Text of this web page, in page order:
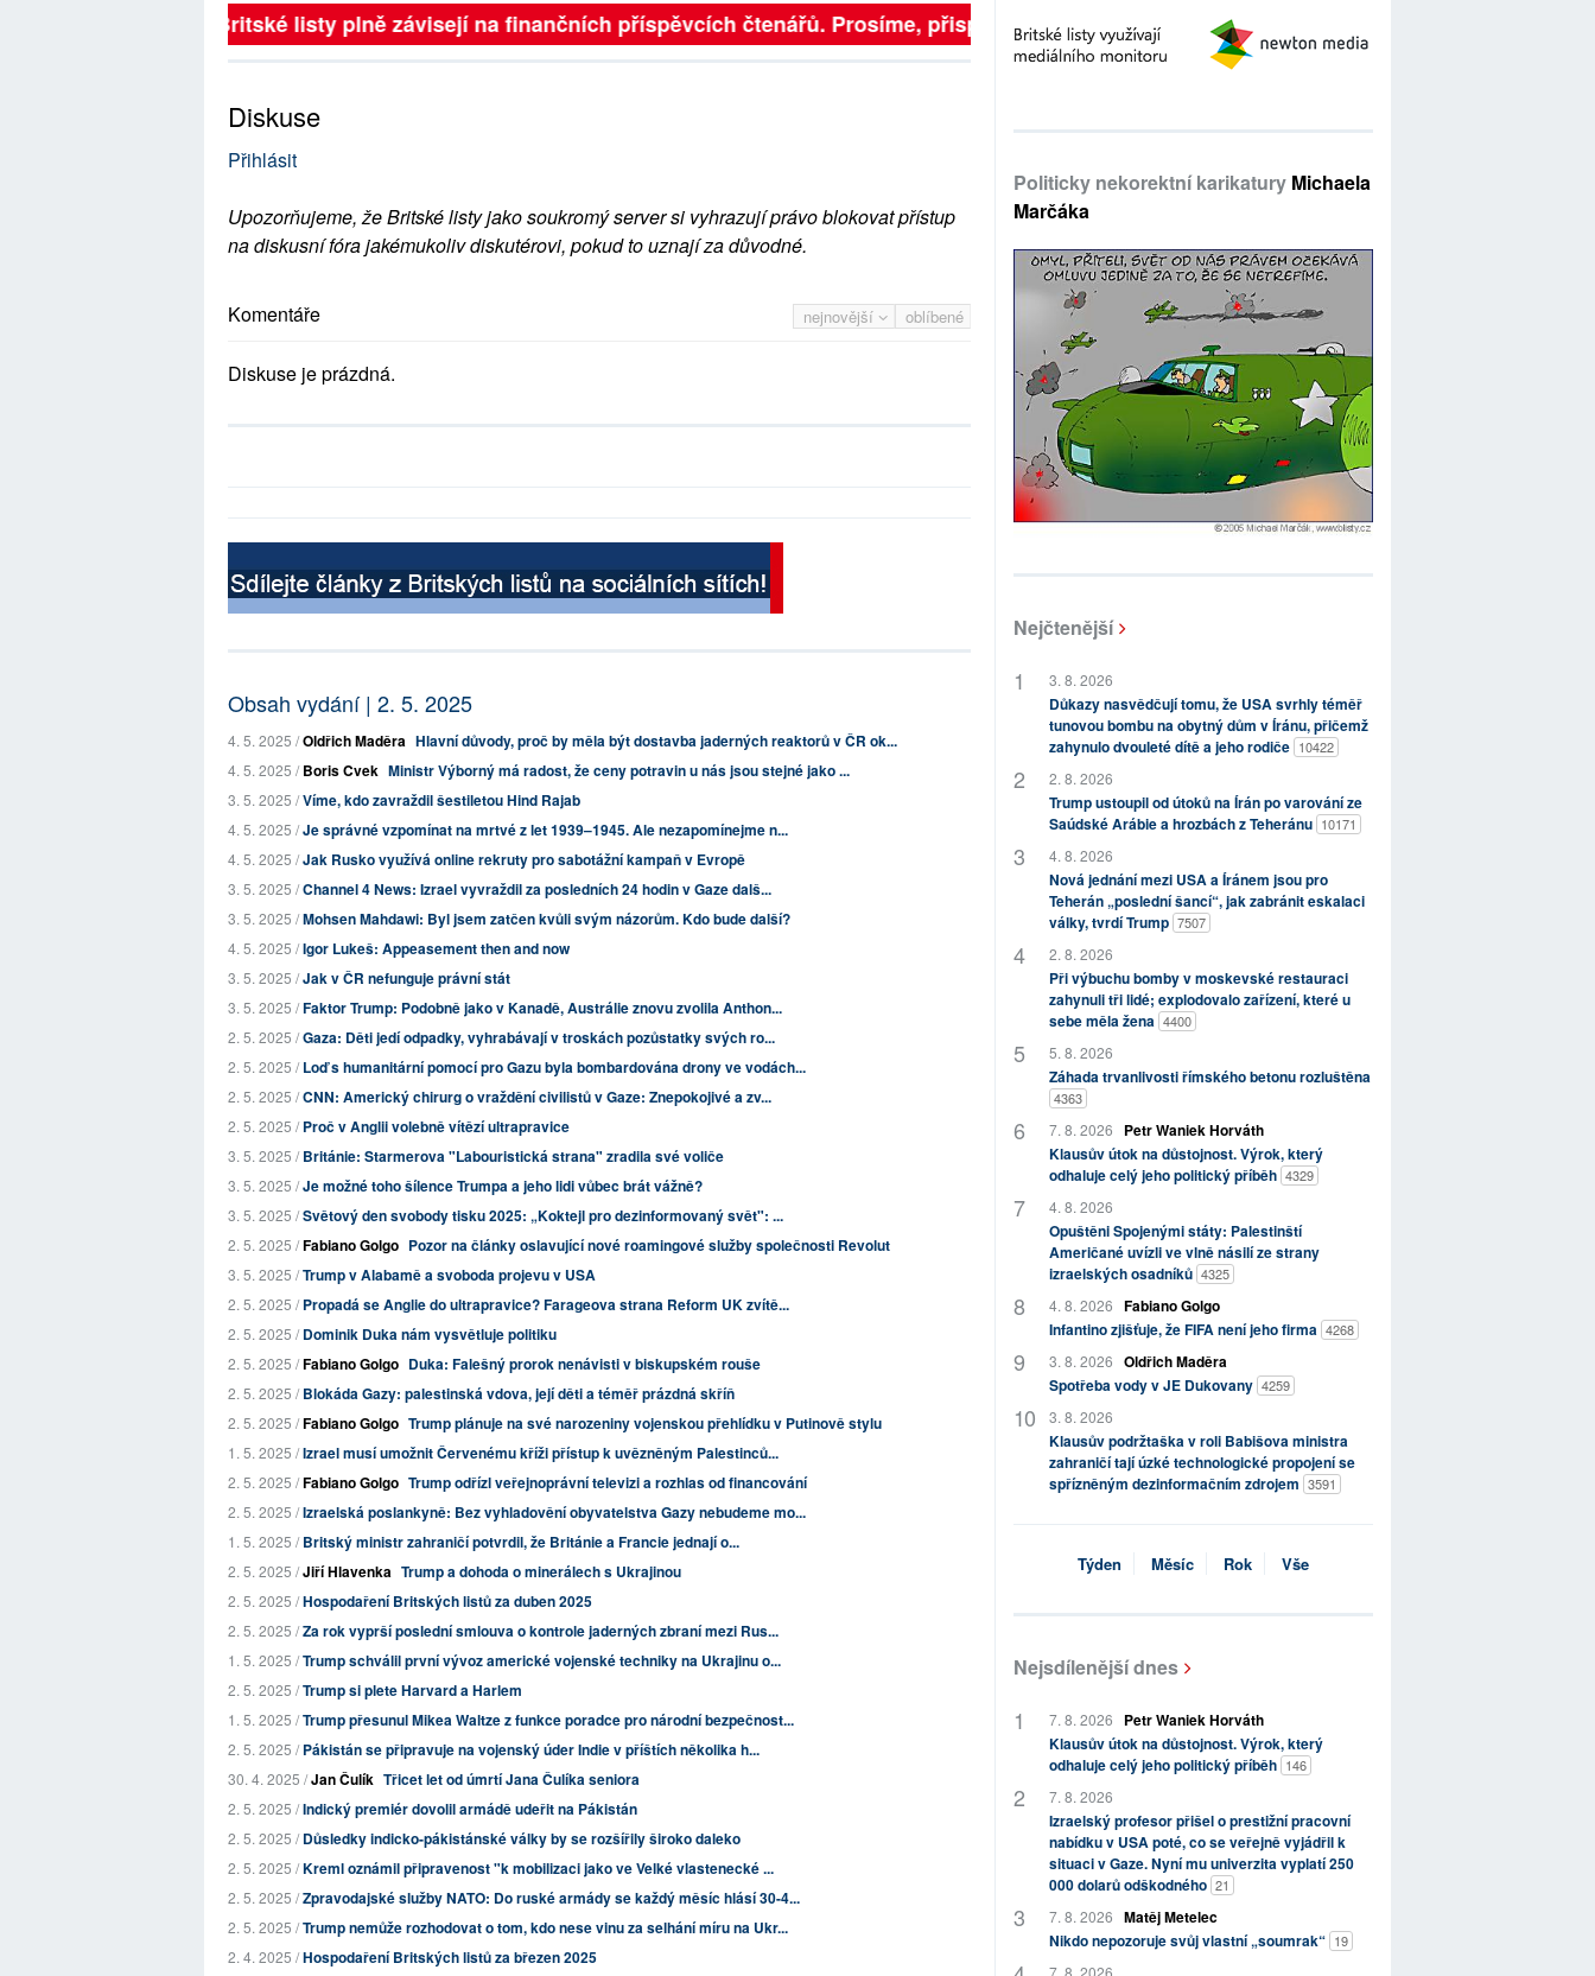
Britské listy plně závisejí na finančních příspěvcích čtenářů. Prosíme, přispějte. ➥
Diskuse
Přihlásit
Upozorňujeme, že Britské listy jako soukromý server si vyhrazují právo blokovat přístup
na diskusní fóra jakémukoliv diskutérovi, pokud to uznají za důvodné.
nejnovější oblíbené
Komentáře
Diskuse je prázdná.
Obsah vydání | 2. 5. 2025
4. 5. 2025 /Oldřich Maděra Hlavní důvody, proč by měla být dostavba jaderných reaktorů v ČR ok...
4. 5. 2025 /Boris Cvek Ministr Výborný má radost, že ceny potravin u nás jsou stejné jako ...
3. 5. 2025 /Víme, kdo zavraždil šestiletou Hind Rajab
4. 5. 2025 /Je správné vzpomínat na mrtvé z let 1939–1945. Ale nezapomínejme n...
4. 5. 2025 /Jak Rusko využívá online rekruty pro sabotážní kampaň v Evropě
3. 5. 2025 /Channel 4 News: Izrael vyvraždil za posledních 24 hodin v Gaze dalš...
3. 5. 2025 /Mohsen Mahdawi: Byl jsem zatčen kvůli svým názorům. Kdo bude další?
4. 5. 2025 /Igor Lukeš: Appeasement then and now
3. 5. 2025 /Jak v ČR nefunguje právní stát
3. 5. 2025 /Faktor Trump: Podobně jako v Kanadě, Austrálie znovu zvolila Anthon...
2. 5. 2025 /Gaza: Děti jedí odpadky, vyhrabávají v troskách pozůstatky svých ro...
2. 5. 2025 /Loď s humanitární pomocí pro Gazu byla bombardována drony ve vodách...
2. 5. 2025 /CNN: Americký chirurg o vraždění civilistů v Gaze: Znepokojivé a zv...
2. 5. 2025 /Proč v Anglii volebně vítězí ultrapravice
3. 5. 2025 /Británie: Starmerova "Labouristická strana" zradila své voliče
3. 5. 2025 /Je možné toho šílence Trumpa a jeho lidi vůbec brát vážně?
3. 5. 2025 /Světový den svobody tisku 2025: „Koktejl pro dezinformovaný svět": ...
2. 5. 2025 /Fabiano Golgo Pozor na články oslavující nové roamingové služby společnosti Revolut
3. 5. 2025 /Trump v Alabamě a svoboda projevu v USA
2. 5. 2025 /Propadá se Anglie do ultrapravice? Farageova strana Reform UK zvítě...
2. 5. 2025 /Dominik Duka nám vysvětluje politiku
2. 5. 2025 /Fabiano Golgo Duka: Falešný prorok nenávisti v biskupském rouše
2. 5. 2025 /Blokáda Gazy: palestinská vdova, její děti a téměř prázdná skříň
2. 5. 2025 /Fabiano Golgo Trump plánuje na své narozeniny vojenskou přehlídku v Putinově stylu
1. 5. 2025 /Izrael musí umožnit Červenému kříži přístup k uvězněným Palestinců...
2. 5. 2025 /Fabiano Golgo Trump odřízl veřejnoprávní televizi a rozhlas od financování
2. 5. 2025 /Izraelská poslankyně: Bez vyhladovění obyvatelstva Gazy nebudeme mo...
1. 5. 2025 /Britský ministr zahraničí potvrdil, že Británie a Francie jednají o...
2. 5. 2025 /Jiří Hlavenka Trump a dohoda o minerálech s Ukrajinou
2. 5. 2025 /Hospodaření Britských listů za duben 2025
2. 5. 2025 /Za rok vyprší poslední smlouva o kontrole jaderných zbraní mezi Rus...
1. 5. 2025 /Trump schválil první vývoz americké vojenské techniky na Ukrajinu o...
2. 5. 2025 /Trump si plete Harvard a Harlem
1. 5. 2025 /Trump přesunul Mikea Waltze z funkce poradce pro národní bezpečnost...
2. 5. 2025 /Pákistán se připravuje na vojenský úder Indie v příštích několika h...
30. 4. 2025 /Jan Čulík Třicet let od úmrtí Jana Čulíka seniora
2. 5. 2025 /Indický premiér dovolil armádě udeřit na Pákistán
2. 5. 2025 /Důsledky indicko-pákistánské války by se rozšířily široko daleko
2. 5. 2025 /Kreml oznámil připravenost "k mobilizaci jako ve Velké vlastenecké ...
2. 5. 2025 /Zpravodajské služby NATO: Do ruské armády se každý měsíc hlásí 30-4...
2. 5. 2025 /Trump nemůže rozhodovat o tom, kdo nese vinu za selhání míru na Ukr...
2. 4. 2025 /Hospodaření Britských listů za březen 2025
Politicky nekorektní karikatury Michaela
Marčáka
Nejčtenější
3. 8. 2026
Důkazy nasvědčují tomu, že USA svrhly téměř
tunovou bombu na obytný dům v Íránu, přičemž
zahynulo dvouleté dítě a jeho rodiče 10422
2. 8. 2026
Trump ustoupil od útoků na Írán po varování ze
Saúdské Arábie a hrozbách z Teheránu 10171
4. 8. 2026
Nová jednání mezi USA a Íránem jsou pro
Teherán „poslední šancí“, jak zabránit eskalaci
války, tvrdí Trump 7507
2. 8. 2026
Při výbuchu bomby v moskevské restauraci
zahynuli tři lidé; explodovalo zařízení, které u
sebe měla žena 4400
5. 8. 2026
Záhada trvanlivosti římského betonu rozluštěna
4363
7. 8. 2026
Petr Waniek Horváth
Klausův útok na důstojnost. Výrok, který
odhaluje celý jeho politický příběh 4329
4. 8. 2026
Opuštěni Spojenými státy: Palestinští
Američané uvízli ve vlně násilí ze strany
izraelských osadníků 4325
4. 8. 2026 Fabiano Golgo
Infantino zjišťuje, že FIFA není jeho firma 4268
3. 8. 2026 Oldřich Maděra
Spotřeba vody v JE Dukovany 4259
3. 8. 2026
Klausův podržtaška v roli Babišova ministra
zahraničí tají úzké technologické propojení se
spřízněným dezinformačním zdrojem 3591
Týden Měsíc Rok Vše
Nejsdílenější dnes
7. 8. 2026
Petr Waniek Horváth
Klausův útok na důstojnost. Výrok, který
odhaluje celý jeho politický příběh 146
7. 8. 2026
Izraelský profesor přišel o prestižní pracovní
nabídku v USA poté, co se veřejně vyjádřil k
situaci v Gaze. Nyní mu univerzita vyplatí 250
000 dolarů odškodného 21
7. 8. 2026 Matěj Metelec
Nikdo nepozoruje svůj vlastní „soumrak“ 19